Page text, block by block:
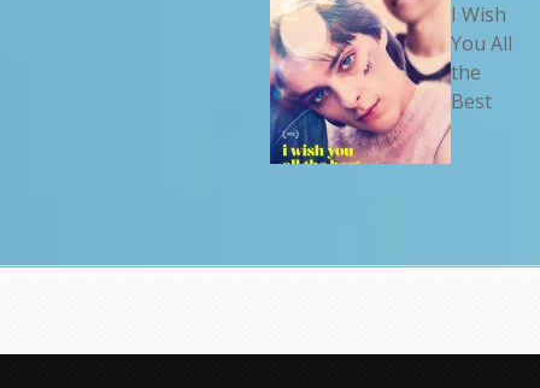
I Wish
You All
the
Best